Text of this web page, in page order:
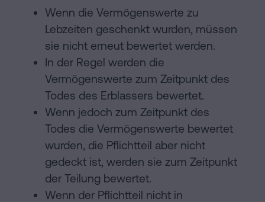
Wenn die Vermögenswerte zu
Lebzeiten geschenkt wurden, müssen
sie nicht erneut bewertet werden.
In der Regel werden die
Vermögenswerte zum Zeitpunkt des
Todes des Erblassers bewertet.
Wenn jedoch zum Zeitpunkt des
Todes die Vermögenswerte bewertet
wurden, die Pflichtteil aber nicht
gedeckt ist, werden sie zum Zeitpunkt
der Teilung bewertet.
Wenn der Pflichtteil nicht in